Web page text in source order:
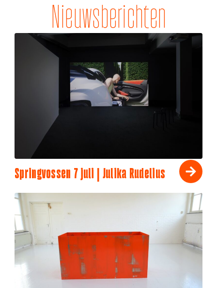
Nieuwsberichten
Springvossen 7 juli | Julika Rudelius